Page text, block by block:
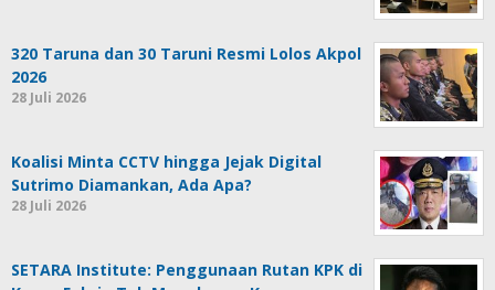
320 Taruna dan 30 Taruni Resmi Lolos Akpol
2026
28 Juli 2026
Koalisi Minta CCTV hingga Jejak Digital
Sutrimo Diamankan, Ada Apa?
28 Juli 2026
SETARA Institute: Penggunaan Rutan KPK di